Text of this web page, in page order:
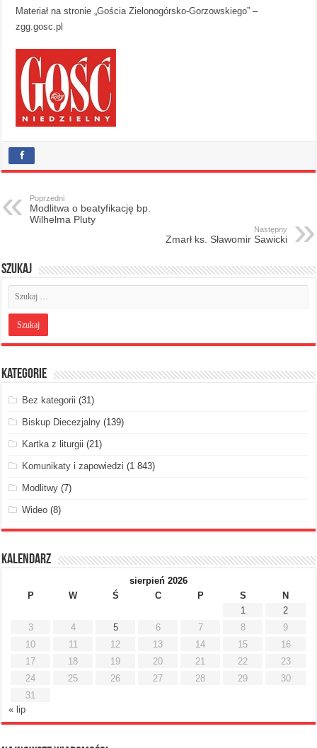
Materiał na stronie „Gościa Zielonogórsko-Gorzowskiego” –
zgg.gosc.pl
Poprzedni
Modlitwa o beatyfikację bp.
Wilhelma Pluty
Następny
Zmarł ks. Sławomir Sawicki
Szukaj
Kategorie
Bez kategorii (31)
Biskup Diecezjalny (139)
Kartka z liturgii (21)
Komunikaty i zapowiedzi (1 843)
Modlitwy (7)
Wideo (8)
Kalendarz
sierpień 2026
P
W Ś C P S
N
1
2
3
4 5 6 7 8
9
10
11 12 13 14 15
16
17
18 19 20 21 22
23
24
25 26 27 28 29
30
31
« lip